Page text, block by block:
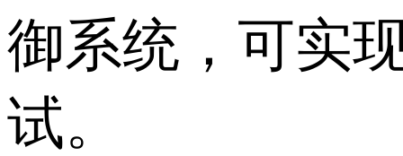
御系统，可实
试。